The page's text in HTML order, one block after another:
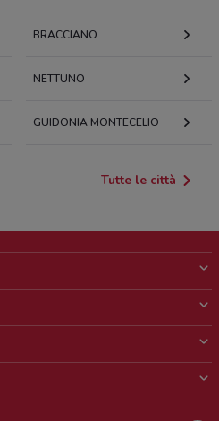
BRACCIANO
NETTUNO
GUIDONIA MONTECELIO
Tutte le città